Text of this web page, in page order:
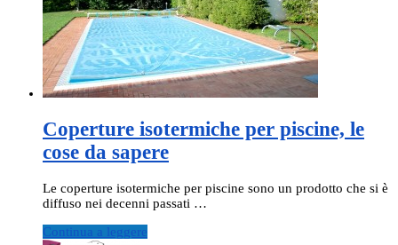
Coperture isotermiche per piscine, le
cose da sapere
Le coperture isotermiche per piscine sono un prodotto che si è
diffuso nei decenni passati …
Continua a leggere